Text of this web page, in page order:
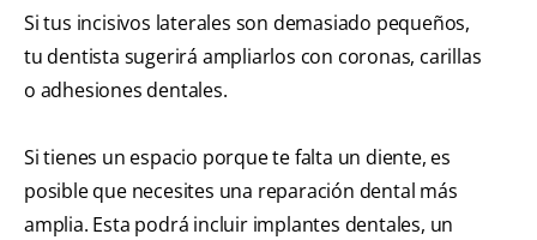
Si tus incisivos laterales son demasiado pequeños,
tu dentista sugerirá ampliarlos con coronas, carillas
o adhesiones dentales.
Si tienes un espacio porque te falta un diente, es
posible que necesites una reparación dental más
amplia. Esta podrá incluir implantes dentales, un